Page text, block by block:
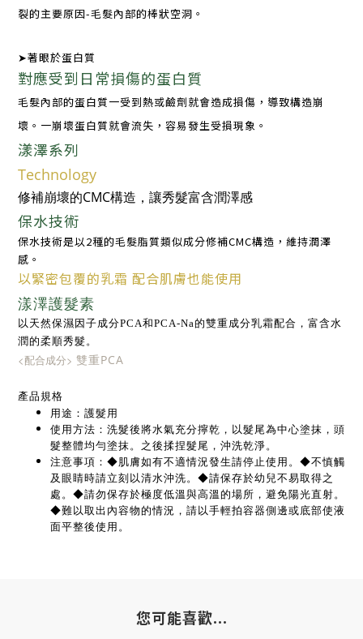
裂的主要原因-毛髮內部的棒狀空洞。
➤著眼於蛋白質
對應受到日常損傷的蛋白質
毛髮內部的蛋白質一受到熱或鹼劑就會造成損傷，導致構造崩
壞。 一崩壞蛋白質就會流失，容易發生受損現象。
漾澤系列
Technology
修補崩壞的CMC構造，讓秀髮富含潤澤感
保水技術
保水技術是以2種的毛髮脂質類似成分修補CMC構造，維持潤澤
感。
以緊密包覆的乳霜 配合肌膚也能使用
漾澤護髮素
以天然保濕因子成分PCA和PCA-Na的雙重成分乳霜配合，富含水
潤的柔順秀髮。
<配合成分> 雙重PCA
產品規格
用途：護髮用
使用方法：洗髮後將水氣充分擰乾，以髮尾為中心塗抹，頭
髮整體均勻塗抹。之後揉捏髮尾，沖洗乾淨。
注意事項：◆肌膚如有不適情況發生請停止使用。◆不慎觸
及眼睛時請立刻以清水沖洗。◆請保存於幼兒不易取得之
處。◆請勿保存於極度低溫與高溫的場所，避免陽光直射。
◆難以取出內容物的情況，請以手輕拍容器側邊或底部使液
面平整後使用。
您可能喜歡...